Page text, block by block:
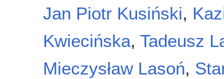
Jan Piotr Kusiński,
Kwiecińska, Tadeusz
Mieczysław Lasoń,